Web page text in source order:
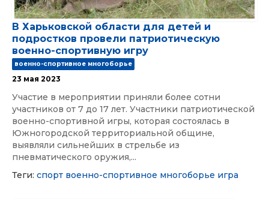
В Харьковской области для детей и
подростков провели патриотическую
военно-спортивную игру
военно-спортивное многоборье
23 мая 2023
Участие в мероприятии приняли более сотни
участников от 7 до 17 лет. Участники патриотической
военно-спортивной игры, которая состоялась в
Южногородской территориальной общине,
выявляли сильнейших в стрельбе из
пневматического оружия,...
Теги: спорт военно-спортивное многоборье игра